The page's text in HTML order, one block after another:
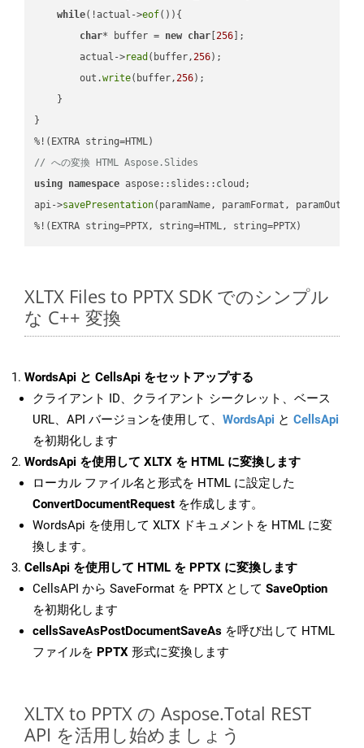
while(!actual->eof()){
char* buffer = new char [256 ];
        actual->
read (buffer,256);
        out.
write(buffer,256);
    }
}
// への変換 HTML Aspose.Slides
using namespace aspose::slides::cloud;
api->savePresentation(paramName, paramFormat,
%!(EXTRA string=PPTX, string=HTML, string=PPTX)
XLTX Files to PPTX SDK でのシンプル
な C++ 変換
WordsApi と CellsApi をセットアップする
クライアント ID、クライアント シークレット、ベース
URL、API バージョンを使用して、 WordsApi と CellsApi
を初期化します
WordsApi を使用して XLTX を HTML に変換します
ローカル ファイル名と形式を HTML に設定した
ConvertDocumentRequest を作成します。
WordsApi を使用して XLTX ドキュメントを HTML に変
換します。
CellsApi を使用して HTML を PPTX に変換します
CellsAPI から SaveFormat を PPTX として SaveOption
を初期化します
cellsSaveAsPostDocumentSaveAs を呼び出して HTML
ファイルを PPTX 形式に変換します
XLTX to PPTX の Aspose.Total REST
API を活用し始めましょう